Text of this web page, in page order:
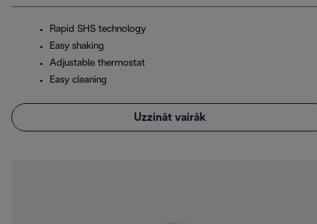
Rapid SHS technology
Easy shaking
Adjustable thermostat
Easy cleaning
Uzzināt vairāk